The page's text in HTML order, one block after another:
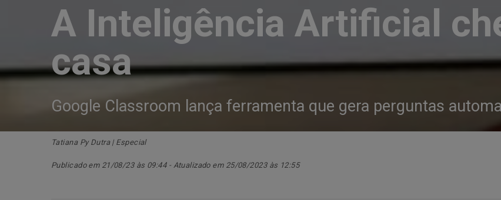
A Inteligência Artificial
casa
Google Classroom lança ferramenta que gera perguntas
Tatiana Py Dutra | Especial
Publicado em 21/08/23 às 09:44 - Atualizado em 25/08/2023 às 12:55